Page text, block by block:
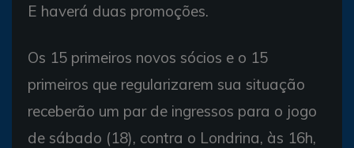
E haverá duas promoções.
Os 15 primeiros novos sócios e o 15
primeiros que regularizarem sua situação
receberão um par de ingressos para o jogo
de sábado (18), contra o Londrina, às 16h,